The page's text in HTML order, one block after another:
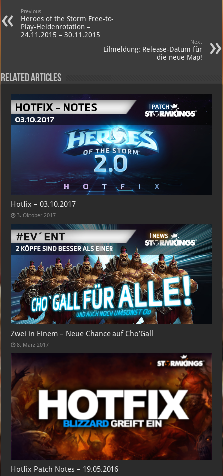
Previous
Heroes of the Storm Free-to-
Play-Heldenrotation –
24.11.2015 – 30.11.2015
Next
Eilmeldung: Release-Datum für
die neue Map!
Related Articles
Hotfix – 03.10.2017
3. Oktober 2017
Zwei in Einem – Neue Chance auf Cho’Gall
8. März 2017
Hotfix Patch Notes – 19.05.2016